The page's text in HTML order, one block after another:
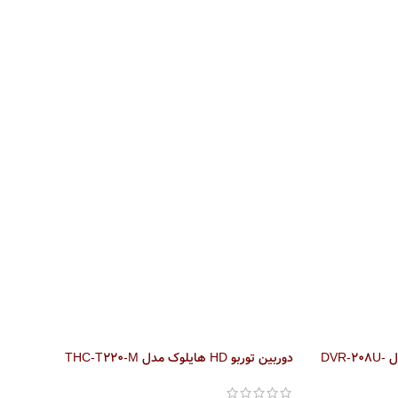
دستگاه ضبط 8 کانال DVR هایلوک مدل DVR-208U- دوربین توربو HD هایلوک مدل THC-T220-M